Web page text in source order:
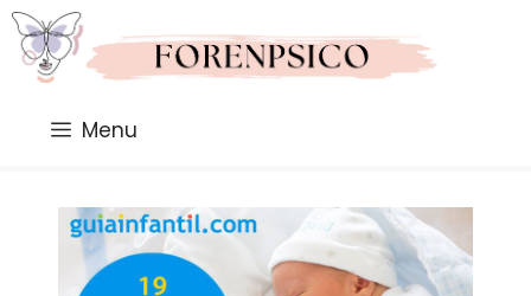
Saltar
al
contenido
Menu